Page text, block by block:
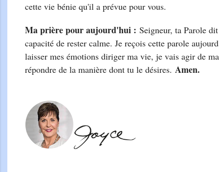
cette vie bénie qu'il a prévue pour vous.
Ma prière pour aujourd'hui : Seigneur, ta Parole
capacité de rester calme. Je reçois cette parole
laisser mes émotions diriger ma vie, je vais agir de
répondre de la manière dont tu le désires. Amen.